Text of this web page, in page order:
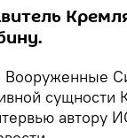
Вооруженные
автору